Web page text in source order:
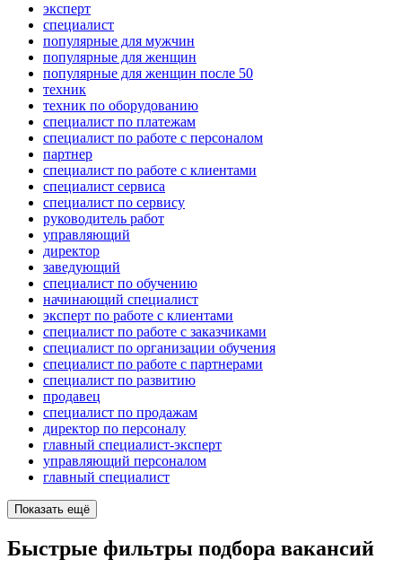
эксперт
специалист
популярные для мужчин
популярные для женщин
популярные для женщин после 50
техник
техник по оборудованию
специалист по платежам
специалист по работе с персоналом
партнер
специалист по работе с клиентами
специалист сервиса
специалист по сервису
руководитель работ
управляющий
директор
заведующий
специалист по обучению
начинающий специалист
эксперт по работе с клиентами
специалист по работе с заказчиками
специалист по организации обучения
специалист по работе с партнерами
специалист по развитию
продавец
специалист по продажам
директор по персоналу
главный специалист-эксперт
управляющий персоналом
главный специалист
Показать ещё
Быстрые фильтры подбора вакансий